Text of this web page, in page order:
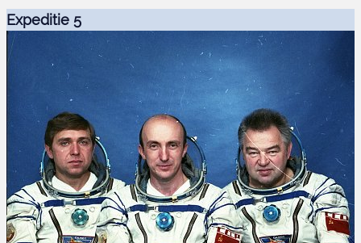
Expeditie 5